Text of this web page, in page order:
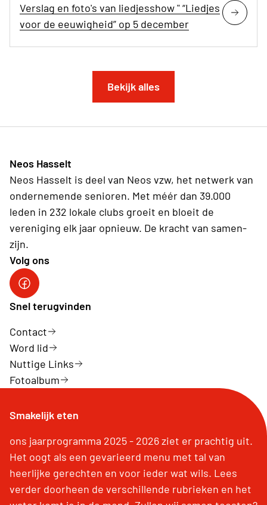
Verslag en foto's van liedjesshow " “Liedjes
voor de eeuwigheid” op 5 december
Bekijk alles
Neos Hasselt
Neos Hasselt is deel van Neos vzw, het netwerk van
ondernemende senioren. Met méér dan 39.000
leden in 232 lokale clubs groeit en bloeit de
vereniging elk jaar opnieuw. De kracht van samen-
zijn.
Volg ons
Neos Hasselt
Snel terugvinden
Contact
Word lid
Nuttige Links
Fotoalbum
Smakelijk eten
ons jaarprogramma 2025 - 2026 ziet er prachtig uit.
Het oogt als een gevarieerd menu met tal van
heerlijke gerechten en voor ieder wat wils. Lees
verder doorheen de verschillende rubrieken en het